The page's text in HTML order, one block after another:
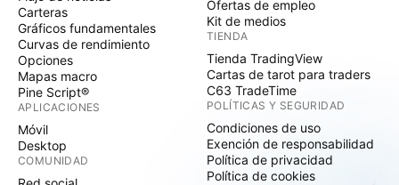
Carteras
Gráficos fundamentales
Curvas de rendimiento
Opciones
Mapas macro
Pine Script®
APLICACIONES
Móvil
Desktop
COMUNIDAD
Ofertas de empleo
Kit de medios
TIENDA
Tienda TradingView
Cartas de tarot para traders
C63 TradeTime
POLÍTICAS Y SEGURIDAD
Condiciones de uso
Exención de responsabilidad
Política de privacidad
Política de cookies